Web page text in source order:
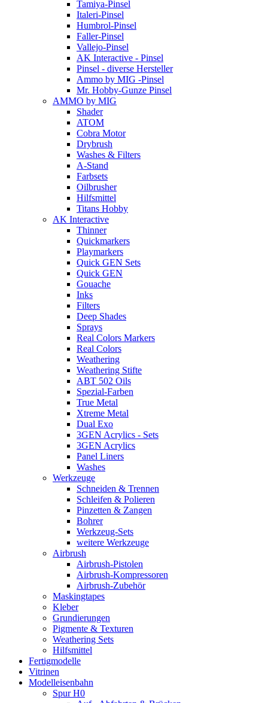
Tamiya-Pinsel
Italeri-Pinsel
Humbrol-Pinsel
Faller-Pinsel
Vallejo-Pinsel
AK Interactive - Pinsel
Pinsel - diverse Hersteller
Ammo by MIG -Pinsel
Mr. Hobby-Gunze Pinsel
AMMO by MIG
Shader
ATOM
Cobra Motor
Drybrush
Washes & Filters
A-Stand
Farbsets
Oilbrusher
Hilfsmittel
Titans Hobby
AK Interactive
Thinner
Quickmarkers
Playmarkers
Quick GEN Sets
Quick GEN
Gouache
Inks
Filters
Deep Shades
Sprays
Real Colors Markers
Real Colors
Weathering
Weathering Stifte
ABT 502 Oils
Spezial-Farben
True Metal
Xtreme Metal
Dual Exo
3GEN Acrylics - Sets
3GEN Acrylics
Panel Liners
Washes
Werkzeuge
Schneiden & Trennen
Schleifen & Polieren
Pinzetten & Zangen
Bohrer
Werkzeug-Sets
weitere Werkzeuge
Airbrush
Airbrush-Pistolen
Airbrush-Kompressoren
Airbrush-Zubehör
Maskingtapes
Kleber
Grundierungen
Pigmente & Texturen
Weathering Sets
Hilfsmittel
Fertigmodelle
Vitrinen
Modelleisenbahn
Spur H0